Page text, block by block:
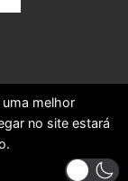
melhor
no site estará